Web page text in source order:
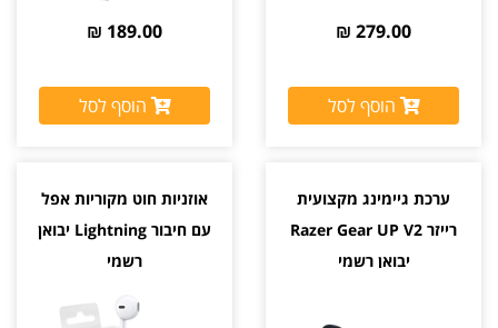
279.00 ₪
הוסף לסל
189.00 ₪
הוסף לסל
ערכת גיימינג מקצועית
רייזר Razer Gear UP V2
יבואן רשמי
אוזניות חוט מקוריות אפל
עם חיבור Lightning יבואן
רשמי